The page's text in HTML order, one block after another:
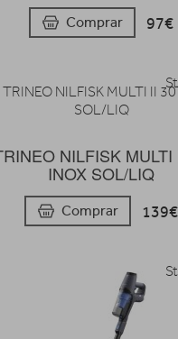
Comprar 97€
NILFISK MULTI
INOX SOL/LIQ
Comprar 139€